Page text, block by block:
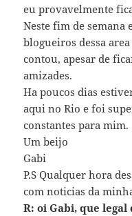
eu provavelmente
Neste fim de semana
blogueiros dessa
contou, apesar de
amizades.
Ha poucos dias
aqui no Rio e foi
constantes para mim.
Um beijo
Gabi
P.S Qualquer hora
com noticias da
R: oi Gabi, que legal